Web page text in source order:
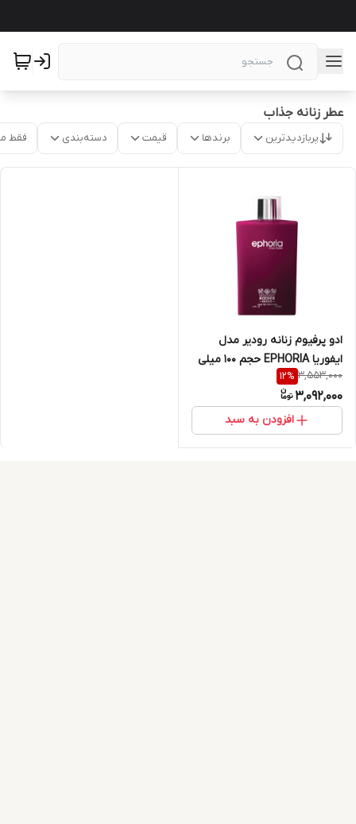
عطر زنانه جذاب
پربازدیدترین برندها قیمت دسته‌بندی فقط
ادو پرفیوم زنانه رودیر مدل
ایفوریا EPHORIA حجم 100 میلی
لیتر
3,553,000
12%
3,092,000
افزودن به سبد